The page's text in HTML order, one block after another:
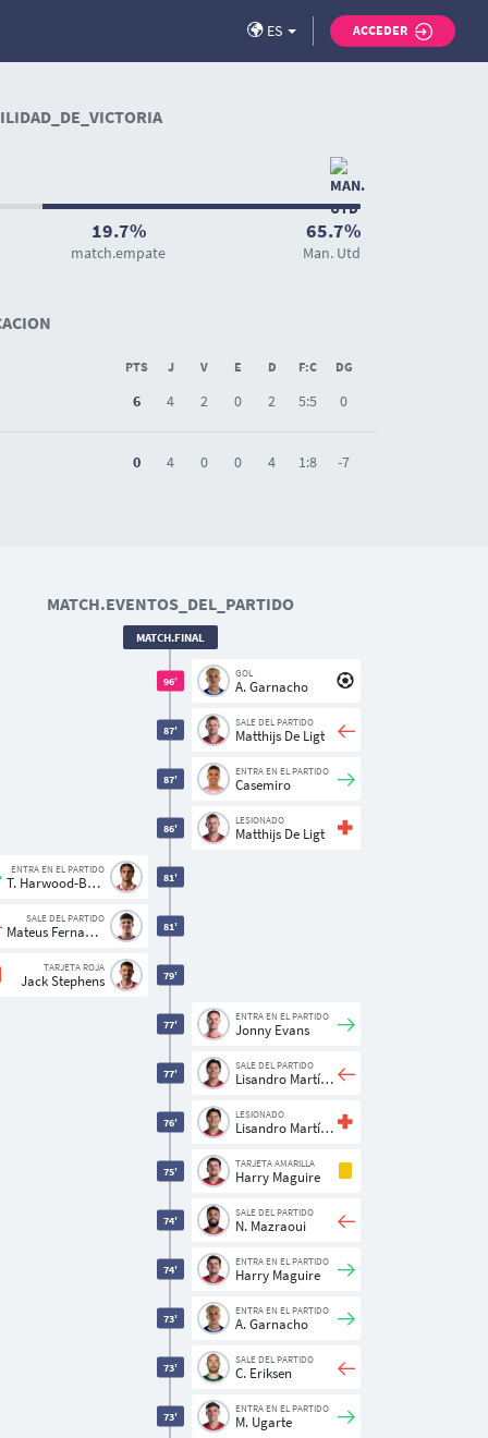
ES ACCEDER
19.7%
match.empate
65.7%
Man. Utd
PTS J V E D F:C DG
6 4 2 0 2 5:5 0
0 4 0 0 4 1:8 -7
MATCH.EVENTOS_DEL_PARTIDO
73'
ENTRA EN EL PARTIDO
M. Ugarte
73'
SALE DEL PARTIDO
C. Eriksen
73'
ENTRA EN EL PARTIDO
A. Garnacho
74'
ENTRA EN EL PARTIDO
Harry Maguire
74'
SALE DEL PARTIDO
N. Mazraoui
75'
TARJETA AMARILLA
Harry Maguire
76'
LESIONADO
Lisandro Martínez
77'
SALE DEL PARTIDO
Lisandro Martínez
77'
ENTRA EN EL PARTIDO
Jonny Evans
79'
TARJETA ROJA
Jack Stephens
81'
SALE DEL PARTIDO
Mateus Fernandes
81'
ENTRA EN EL PARTIDO
T. Harwood-Bellis
86'
LESIONADO
Matthijs De Ligt
87'
ENTRA EN EL PARTIDO
Casemiro
87'
SALE DEL PARTIDO
Matthijs De Ligt
96'
GOL
A. Garnacho
MATCH.FINAL